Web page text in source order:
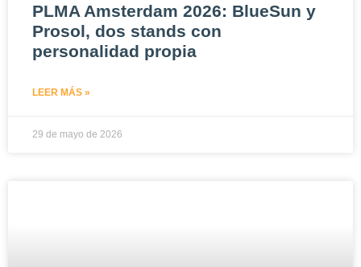
PLMA Amsterdam 2026: BlueSun y
Prosol, dos stands con
personalidad propia
LEER MÁS »
29 de mayo de 2026